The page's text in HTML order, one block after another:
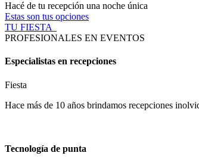
Hacé de tu recepción una noche única
Estas son tus opciones
TU FIESTA
PROFESIONALES EN EVENTOS
Especialistas en recepciones
Fiesta
Hace más de 10 años brindamos recepciones
Tecnología de punta